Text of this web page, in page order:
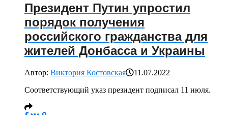
Президент Путин упростил
порядок получения
российского гражданства для
жителей Донбасса и Украины
Автор: Виктория Костовская
11.07.2022
Соответствующий указ президент подписал 11 июля.